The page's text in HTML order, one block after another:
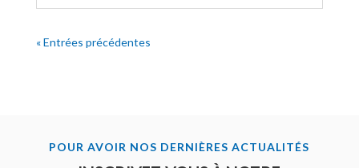
« Entrées précédentes
POUR AVOIR NOS DERNIÈRES ACTUALITÉS